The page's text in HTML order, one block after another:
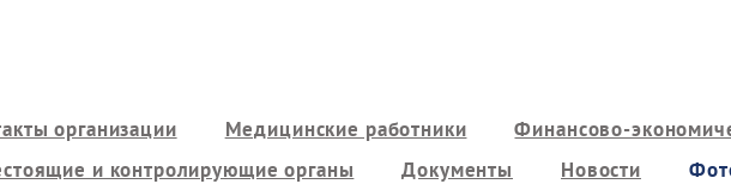
организации Медицинские работники
Финансово-
и контролирующие органы Документы Новости